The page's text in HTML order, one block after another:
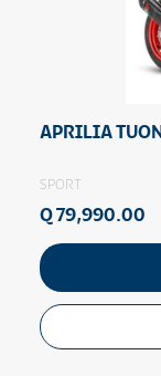
APRILIA
SPORT
Q 79,990.00